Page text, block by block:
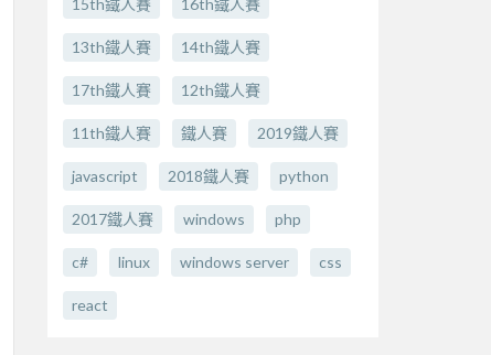
13th鐵人賽 14th鐵人賽
17th鐵人賽 12th鐵人賽
11th鐵人賽 鐵人賽 2019鐵人賽
javascript 2018鐵人賽 python
2017鐵人賽 windows php
c# linux windows server css
react